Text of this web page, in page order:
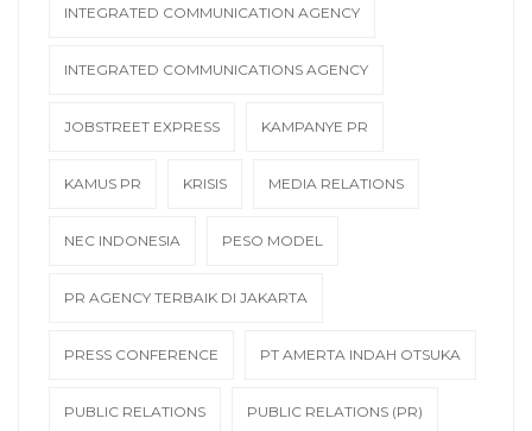
INTEGRATED COMMUNICATION AGENCY
INTEGRATED COMMUNICATIONS AGENCY
JOBSTREET EXPRESS KAMPANYE PR
KAMUS PR KRISIS MEDIA RELATIONS
NEC INDONESIA PESO MODEL
PR AGENCY TERBAIK DI JAKARTA
PRESS CONFERENCE PT AMERTA INDAH OTSUKA
PUBLIC RELATIONS PUBLIC RELATIONS (PR)